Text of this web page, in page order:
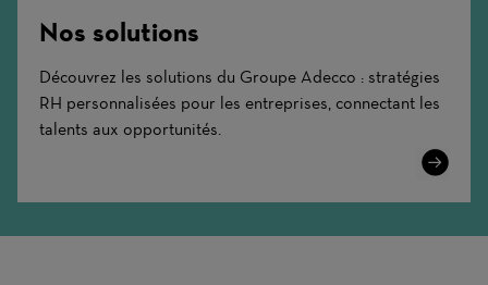
Nos solutions
Découvrez les solutions du Groupe Adecco : stratégies
RH personnalisées pour les entreprises, connectant les
talents aux opportunités.
Learn